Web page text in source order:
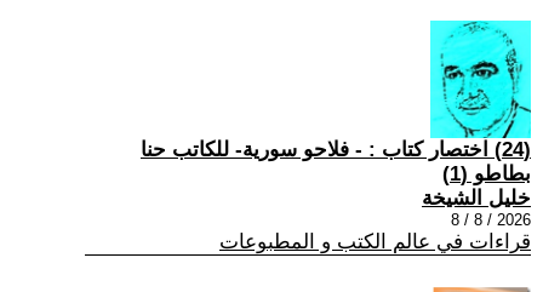
(24) اختصار كتاب : - فلاحو سورية- للكاتب حنا
بطاطو (1)
خليل الشيخة
2026 / 8 / 8
قراءات في عالم الكتب و المطبوعات